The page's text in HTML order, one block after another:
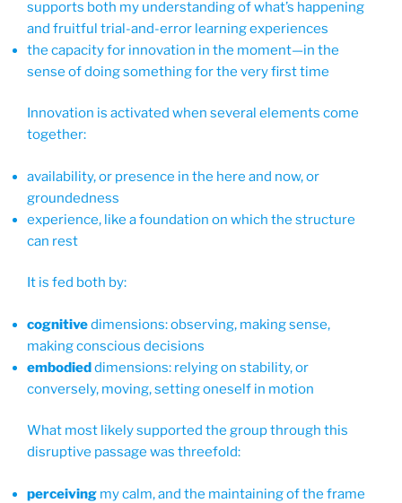
supports both my understanding of what’s happening
and fruitful trial-and-error learning experiences
the capacity for innovation in the moment—in the
sense of doing something for the very first time
Innovation is activated when several elements come
together:
availability, or presence in the here and now, or
groundedness
experience, like a foundation on which the structure
can rest
It is fed both by:
cognitivedimensions: observing, making sense,
making conscious decisions
embodieddimensions: relying on stability, or
conversely, moving, setting oneself in motion
What most likely supported the group through this
disruptive passage was threefold:
perceiving my calm, and the maintaining of the frame